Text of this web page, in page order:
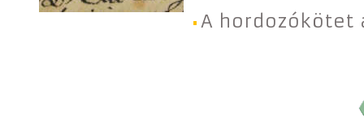
A hordozókötet